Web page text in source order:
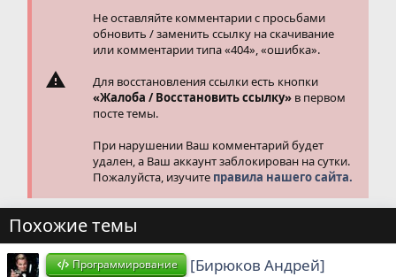
Не оставляйте комментарии с просьбами
обновить / заменить ссылку на скачивание
или комментарии типа «404», «ошибка».
Для восстановления ссылки есть кнопки
«Жалоба / Восстановить ссылку» в первом
посте темы.
При нарушении Ваш комментарий будет
удален, а Ваш аккаунт заблокирован на сутки.
Пожалуйста, изучите правила нашего сайта.
Похожие темы
Программирование
[Бирюков Андрей]